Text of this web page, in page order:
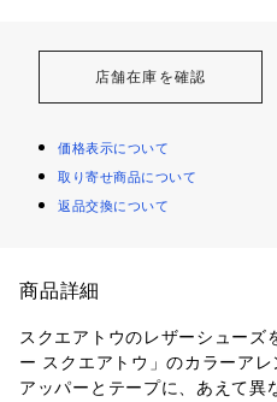
店舗在庫を確認
価格表示について
取り寄せ商品について
返品交換について
商品詳細
スクエアトウのレザーシューズ
ー スクエアトウ」のカラーアレ
アッパーとテープに、あえて異